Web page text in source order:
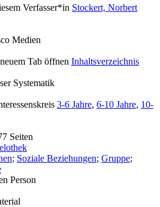
Verfasser*in Stockert, Norbert
Medien
Tab öffnen Inhaltsverzeichnis
Systematik
3-6 Jahre, 6-10 Jahre, 10-
Seiten
; Soziale Beziehungen; Gruppe;
Person